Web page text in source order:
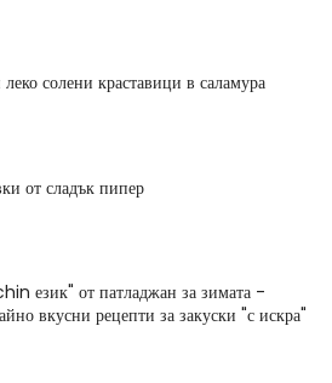
солени краставици в саламура
от сладък пипер
език" от патладжан за зимата -
вкусни рецепти за закуски "с искра"